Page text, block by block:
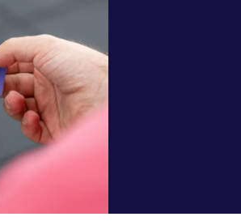
de Beta Testers